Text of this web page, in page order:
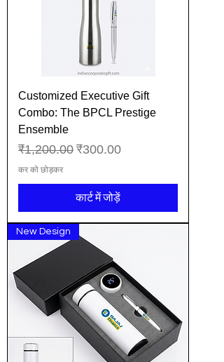
Customized Executive Gift
Combo: The BPCL Prestige
Ensemble
नियमित मूल्य
₹1,200.00 बिक्री मूल्य
₹300.00
कर को छोड़कर
कार्ट में जोड़ें
New Design